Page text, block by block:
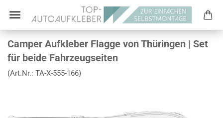
Camper Aufkleber Flagge von Thüringen | Set
für beide Fahrzeugseiten
(Art.Nr.: TA-X-555-166)